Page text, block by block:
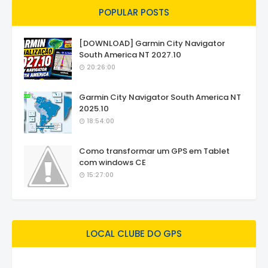
POPULAR POSTS
[DOWNLOAD] Garmin City Navigator
South America NT 2027.10
20:26:00
Garmin City Navigator South America NT
2025.10
18:54:00
Como transformar um GPS em Tablet
com windows CE
15:27:00
LOCAL CLUBE DO GPS